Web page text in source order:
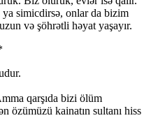
simicdirsə, onlar da bizim
və şöhrətli həyat yaşayır.
qarşıda bizi ölüm
özümüzü kainatın sultanı hiss